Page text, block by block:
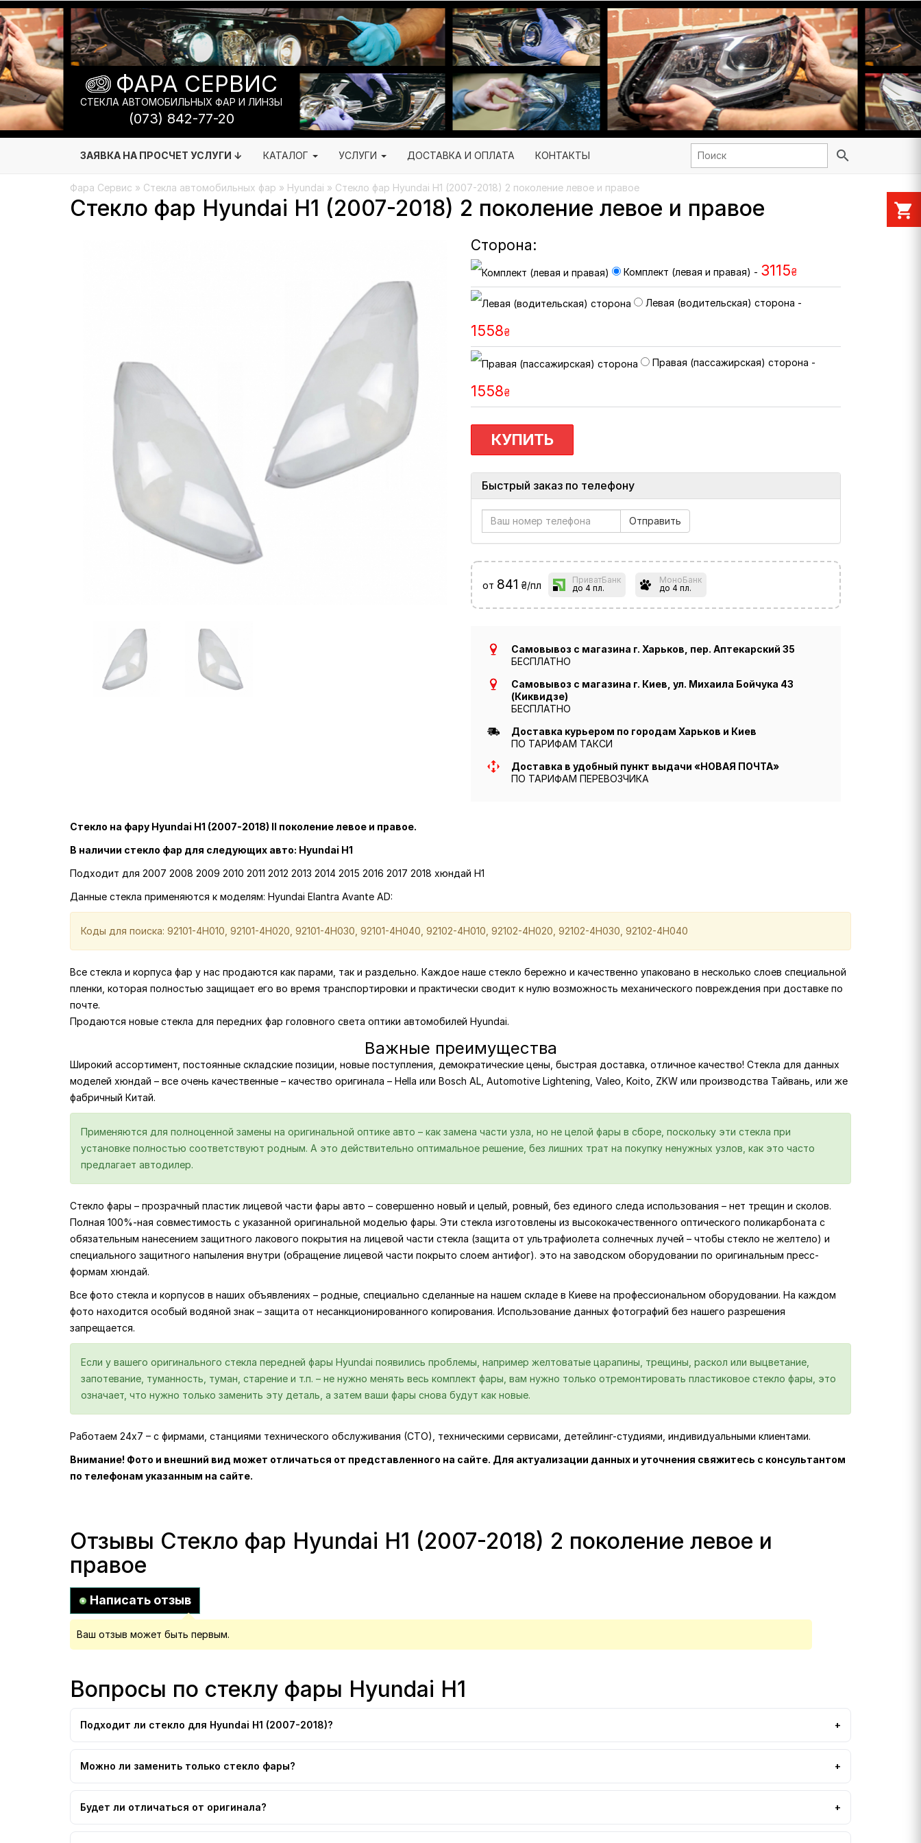
Фара Сервис » Стекла автомобильных фар » Hyundai » Стекло фар Hyundai H1 (2007-2018) 2 поколение левое и правое
Стекло фар Hyundai H1 (2007-2018) 2 поколение левое и правое
Сторона:
Комплект (левая и правая) - 3115₴
Левая (водительская) сторона -
1558₴
Правая (пассажирская) сторона -
1558₴
КУПИТЬ
Быстрый заказ по телефону
от 841 ₴/пл
ПриватБанк
до 4 пл.
МоноБанк
до 4 пл.
Самовывоз с магазина г. Харьков, пер. Аптекарский 35
БЕСПЛАТНО
Самовывоз с магазина г. Киев, ул. Михаила Бойчука 43
(Киквидзе)
БЕСПЛАТНО
Доставка курьером по городам Харьков и Киев
ПО ТАРИФАМ ТАКСИ
Доставка в удобный пункт выдачи «НОВАЯ ПОЧТА»
ПО ТАРИФАМ ПЕРЕВОЗЧИКА
Стекло на фару Hyundai H1 (2007-2018) II поколение левое и правое.
В наличии стекло фар для следующих авто: Hyundai H1
Подходит для 2007 2008 2009 2010 2011 2012 2013 2014 2015 2016 2017 2018 хюндай H1
Данные стекла применяются к моделям: Hyundai Elantra Avante AD:
Коды для поиска: 92101-4H010, 92101-4H020, 92101-4H030, 92101-4H040, 92102-4H010, 92102-4H020, 92102-4H030, 92102-4H040
Все стекла и корпуса фар у нас продаются как парами, так и раздельно. Каждое наше стекло бережно и качественно упаковано в несколько слоев специальной
пленки, которая полностью защищает его во время транспортировки и практически сводит к нулю возможность механического повреждения при доставке по
почте.
Продаются новые стекла для передних фар головного света оптики автомобилей Hyundai.
Важные преимущества
Широкий ассортимент, постоянные складские позиции, новые поступления, демократические цены, быстрая доставка, отличное качество! Стекла для данных
моделей хюндай – все очень качественные – качество оригинала – Hella или Bosch AL, Automotive Lightening, Valeo, Koito, ZKW или производства Тайвань, или же
фабричный Китай.
Применяются для полноценной замены на оригинальной оптике авто – как замена части узла, но не целой фары в сборе, поскольку эти стекла при
установке полностью соответствуют родным. А это действительно оптимальное решение, без лишних трат на покупку ненужных узлов, как это часто
предлагает автодилер.
Стекло фары – прозрачный пластик лицевой части фары авто – совершенно новый и целый, ровный, без единого следа использования – нет трещин и сколов.
Полная 100%-ная совместимость с указанной оригинальной моделью фары. Эти стекла изготовлены из высококачественного оптического поликарбоната с
обязательным нанесением защитного лакового покрытия на лицевой части стекла (защита от ультрафиолета солнечных лучей – чтобы стекло не желтело) и
специального защитного напыления внутри (обращение лицевой части покрыто слоем антифог). это на заводском оборудовании по оригинальным пресс-
формам хюндай.
Все фото стекла и корпусов в наших объявлениях – родные, специально сделанные на нашем складе в Киеве на профессиональном оборудовании. На каждом
фото находится особый водяной знак – защита от несанкционированного копирования. Использование данных фотографий без нашего разрешения
запрещается.
Если у вашего оригинального стекла передней фары Hyundai появились проблемы, например желтоватые царапины, трещины, раскол или выцветание,
запотевание, туманность, туман, старение и т.п. – не нужно менять весь комплект фары, вам нужно только отремонтировать пластиковое стекло фары, это
означает, что нужно только заменить эту деталь, а затем ваши фары снова будут как новые.
Работаем 24х7 – с фирмами, станциями технического обслуживания (СТО), техническими сервисами, детейлинг-студиями, индивидуальными клиентами.
Внимание! Фото и внешний вид может отличаться от представленного на сайте. Для актуализации данных и уточнения свяжитесь с консультантом
по телефонам указанным на сайте.
Отзывы Стекло фар Hyundai H1 (2007-2018) 2 поколение левое и
правое
Написать отзыв
Ваш отзыв может быть первым.
Вопросы по стеклу фары Hyundai H1
Подходит ли стекло для Hyundai H1 (2007-2018)?
Можно ли заменить только стекло фары?
Будет ли отличаться от оригинала?
ФАРА СЕРВИС
СТЕКЛА АВТОМОБИЛЬНЫХ ФАР И ЛИНЗЫ
(073) 842-77-20
ЗАЯВКА НА ПРОСЧЕТ УСЛУГИ ↓ КАТАЛОГ УСЛУГИ ДОСТАВКА И ОПЛАТА КОНТАКТЫ search
shopping_cart